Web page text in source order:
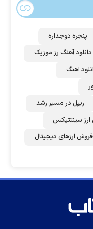
پنجره دوجداره
دانلود آهنگ رز‌ موزیک
اهنگ
ریپل در مسیر رشد
سینتتیکس
ارزهای دیجیتال